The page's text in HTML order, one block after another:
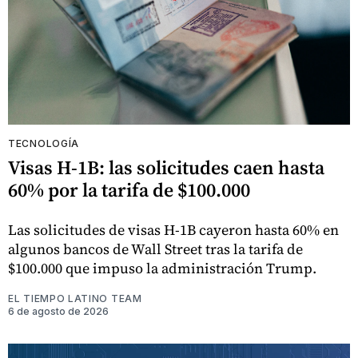
TECNOLOGÍA
Visas H-1B: las solicitudes caen hasta
60% por la tarifa de $100.000
Las solicitudes de visas H-1B cayeron hasta 60% en
algunos bancos de Wall Street tras la tarifa de
$100.000 que impuso la administración Trump.
EL TIEMPO LATINO TEAM
6 de agosto de 2026